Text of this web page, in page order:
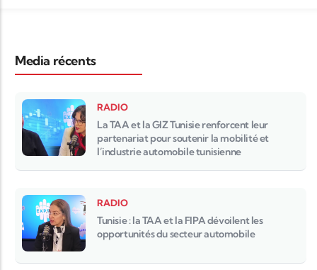
Media récents
RADIO
La TAA et la GIZ Tunisie renforcent leur
partenariat pour soutenir la mobilité et
l’industrie automobile tunisienne
RADIO
Tunisie : la TAA et la FIPA dévoilent les
opportunités du secteur automobile